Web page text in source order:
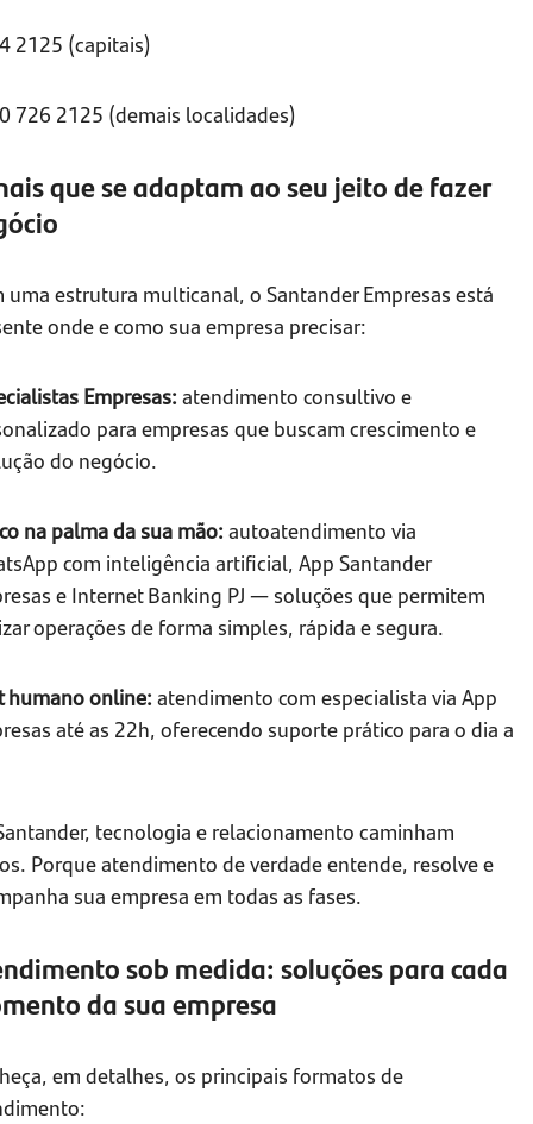
2125 (capitais)
726 2125 (demais localidades)
que se adaptam ao seu jeito de fazer
uma estrutura multicanal, o Santander Empresas está
onde e como sua empresa precisar:
Empresas:atendimento consultivo e
para empresas que buscam crescimento e
do negócio.
na palma da sua mão: autoatendimento via
com inteligência artificial, App Santander
e Internet Banking PJ — soluções que permitem
operações de forma simples, rápida e segura.
humano online: atendimento com especialista via App
até as 22h, oferecendo suporte prático para o dia a
tecnologia e relacionamento caminham
Porque atendimento de verdade entende, resolve e
sua empresa em todas as fases.
sob medida: soluções para cada
da sua empresa
em detalhes, os principais formatos de